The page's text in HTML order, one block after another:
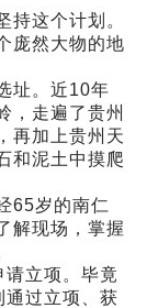
这个计划。
庞然大物的地
址。近10年
，走遍了贵州
再加上贵州天
和泥土中摸爬
65岁的南仁
解现场，掌握
立项。毕竟
通过立项、获